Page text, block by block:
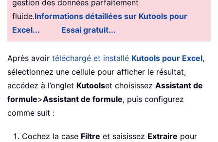
gestion des données parfaitement
fluide.Informations détaillées sur Kutools pour
Excel...
Essai gratuit...
Après avoir téléchargé et installé Kutools pour Excel,
sélectionnez une cellule pour afficher le résultat,
accédez à l’onglet Kutoolset choisissez Assistant de
formule>Assistant de formule, puis configurez
comme suit :
Cochez la case Filtre et saisissez Extraire pour